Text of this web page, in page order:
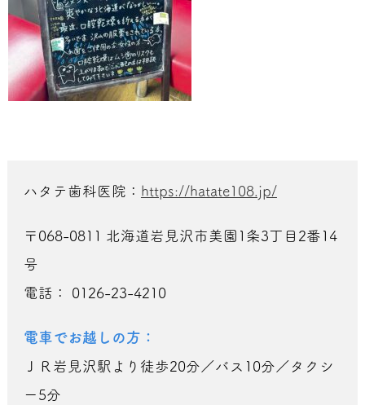
ハタテ歯科医院： https://hatate108.jp/
〒068-0811 北海道岩見沢市美園1条3丁目2番14
号
電話： 0126-23-4210
電車でお越しの方：
ＪＲ岩見沢駅より徒歩20分／バス10分／タクシ
ー5分